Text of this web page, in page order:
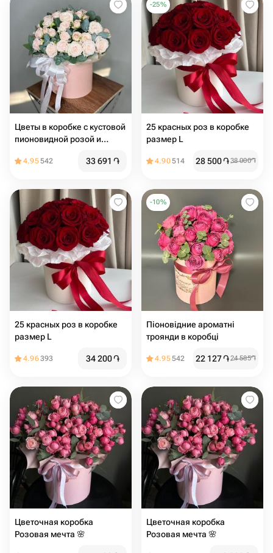
Цветы в коробке с кустовой
пионовидной розой и
4.95542 33 691 ֏
-25%
25 красных роз в коробке
размер L
4.90514 28 500֏38 000֏
25 красных роз в коробке
размер L
4.96393 34 200֏
-10%
Піоновідние ароматні
троянди в коробці
4.95542 22 127֏24 585֏
Цветочная коробка
Розовая мечта 🌸
Цветочная коробка
Розовая мечта 🌸